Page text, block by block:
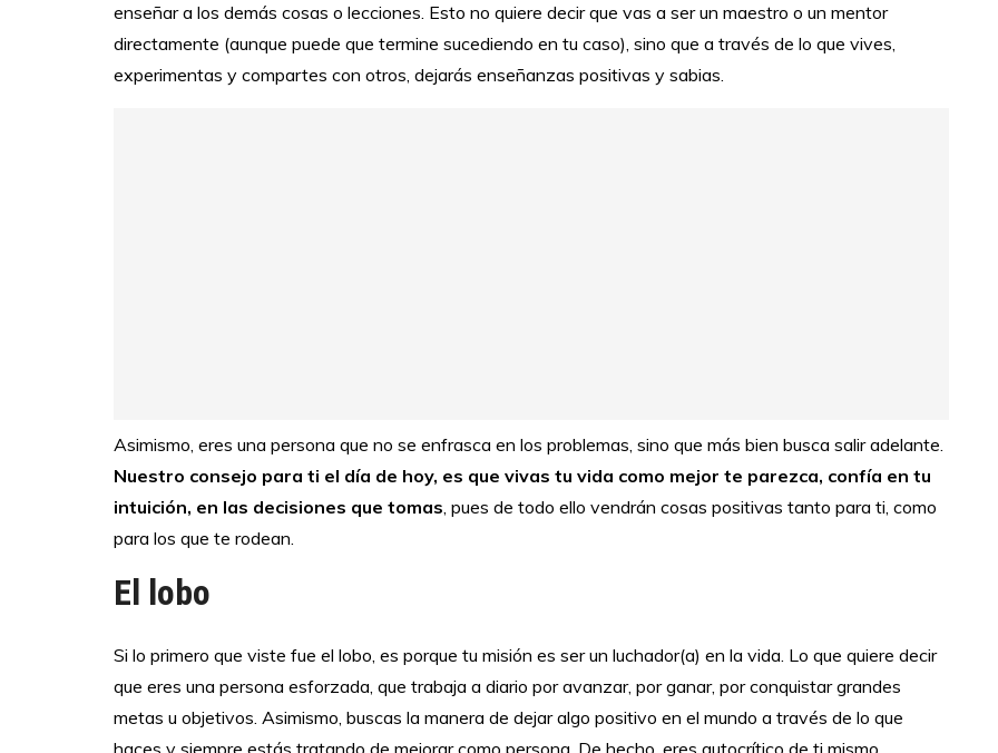
enseñar a los demás cosas o lecciones. Esto no quiere decir que vas a ser un maestro o un mentor
directamente (aunque puede que termine sucediendo en tu caso), sino que a través de lo que vives,
experimentas y compartes con otros, dejarás enseñanzas positivas y sabias.
Asimismo, eres una persona que no se enfrasca en los problemas, sino que más bien busca salir adelante.
Nuestro consejo para ti el día de hoy, es que vivas tu vida como mejor te parezca, confía en tu
intuición, en las decisiones que tomas, pues de todo ello vendrán cosas positivas tanto para ti, como
para los que te rodean.
El lobo
Si lo primero que viste fue el lobo, es porque tu misión es ser un luchador(a) en la vida. Lo que quiere decir
que eres una persona esforzada, que trabaja a diario por avanzar, por ganar, por conquistar grandes
metas u objetivos. Asimismo, buscas la manera de dejar algo positivo en el mundo a través de lo que
haces y siempre estás tratando de mejorar como persona. De hecho, eres autocrítico de ti mismo.